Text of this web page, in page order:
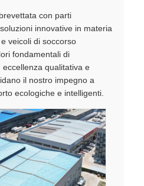
con parti
innovative in materia
veicoli di soccorso
fondamentali di
qualitativa e
il nostro impegno a
ecologiche e intelligenti.